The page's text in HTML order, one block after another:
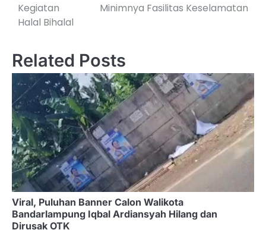
Kegiatan
Halal Bihalal
Minimnya Fasilitas Keselamatan
Related Posts
Viral, Puluhan Banner Calon Walikota
Bandarlampung Iqbal Ardiansyah Hilang dan
Dirusak OTK